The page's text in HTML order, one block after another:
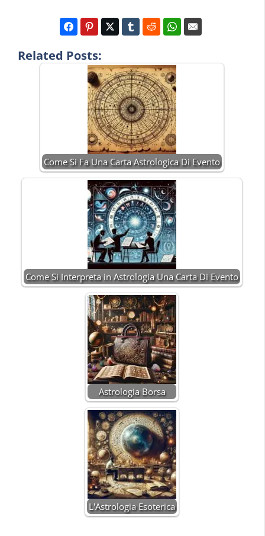
Related Posts:
Come Si Fa Una Carta Astrologica Di Evento
Come Si Interpreta in Astrologia Una Carta Di Evento
Astrologia Borsa
L'Astrologia Esoterica